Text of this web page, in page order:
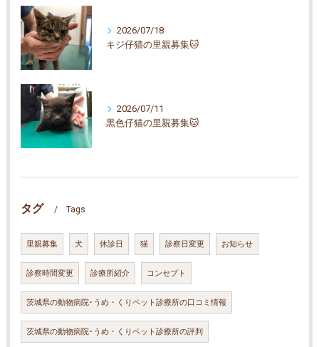
2026/07/18
キジ仔猫の里親募集🐱
2026/07/11
黒色仔猫の里親募集🐱
タグ Tags
里親募集 犬 休診日 猫 診察日変更 お知らせ
診察時間変更 診療所紹介 コンセプト
茨城県の動物病院･うめ・くりペット診療所の口コミ情報
茨城県の動物病院･うめ・くりペット診療所の評判